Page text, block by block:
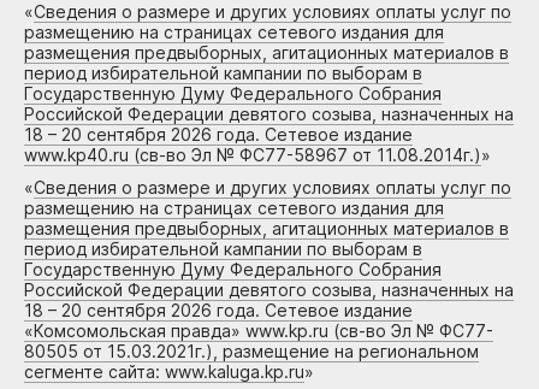
«Сведения о размере и других условиях оплаты услуг по
размещению на страницах сетевого издания для
размещения предвыборных, агитационных материалов в
период избирательной кампании по выборам в
Государственную Думу Федерального Собрания
Российской Федерации девятого созыва, назначенных на
18 – 20 сентября 2026 года. Сетевое издание
www.kp40.ru (св-во Эл № ФС77-58967 от 11.08.2014г.)»
«Сведения о размере и других условиях оплаты услуг по
размещению на страницах сетевого издания для
размещения предвыборных, агитационных материалов в
период избирательной кампании по выборам в
Государственную Думу Федерального Собрания
Российской Федерации девятого созыва, назначенных на
18 – 20 сентября 2026 года. Сетевое издание
«Комсомольская правда» www.kp.ru (св-во Эл № ФС77-
80505 от 15.03.2021г.), размещение на региональном
сегменте сайта: www.kaluga.kp.ru»